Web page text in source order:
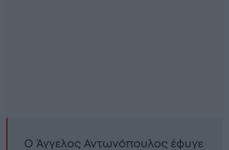
Ο Άγγελος Αντωνόπουλος έφυγε